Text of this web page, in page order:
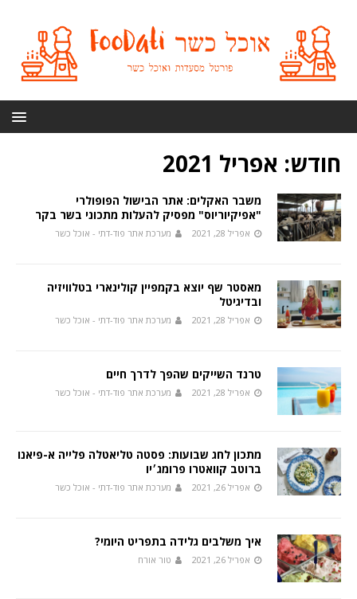
חודש: אפריל 2021
משבר האקלים: אתר הבישול הפופולרי
"אפיקיוריוס" מפסיק להעלות מתכוני בשר בקר
אפריל 28, 2021 מערכת אתר פוד-דתי - אוכל כשר
מאסטר שף יוצא בקמפיין קולינארי בטלוויזיה
ובדיגיטל
אפריל 28, 2021 מערכת אתר פוד-דתי - אוכל כשר
טרנד השייקים שהפך לדרך חיים
אפריל 28, 2021 מערכת אתר פוד-דתי - אוכל כשר
מתכון לחג שבועות: פסטה טליאטלה פלייה א-פיאנו
ברוטב קוואטרו פרומג׳יו
אפריל 26, 2021 מערכת אתר פוד-דתי - אוכל כשר
איך משלבים גלידה בתפריט היומי?
אפריל 26, 2021 טור אורח